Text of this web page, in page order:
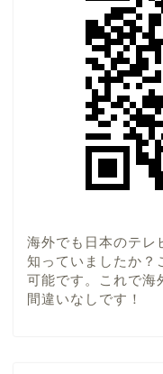
海外でも日本のテレ
知っていましたか？
可能です。これで海
間違いなしです！